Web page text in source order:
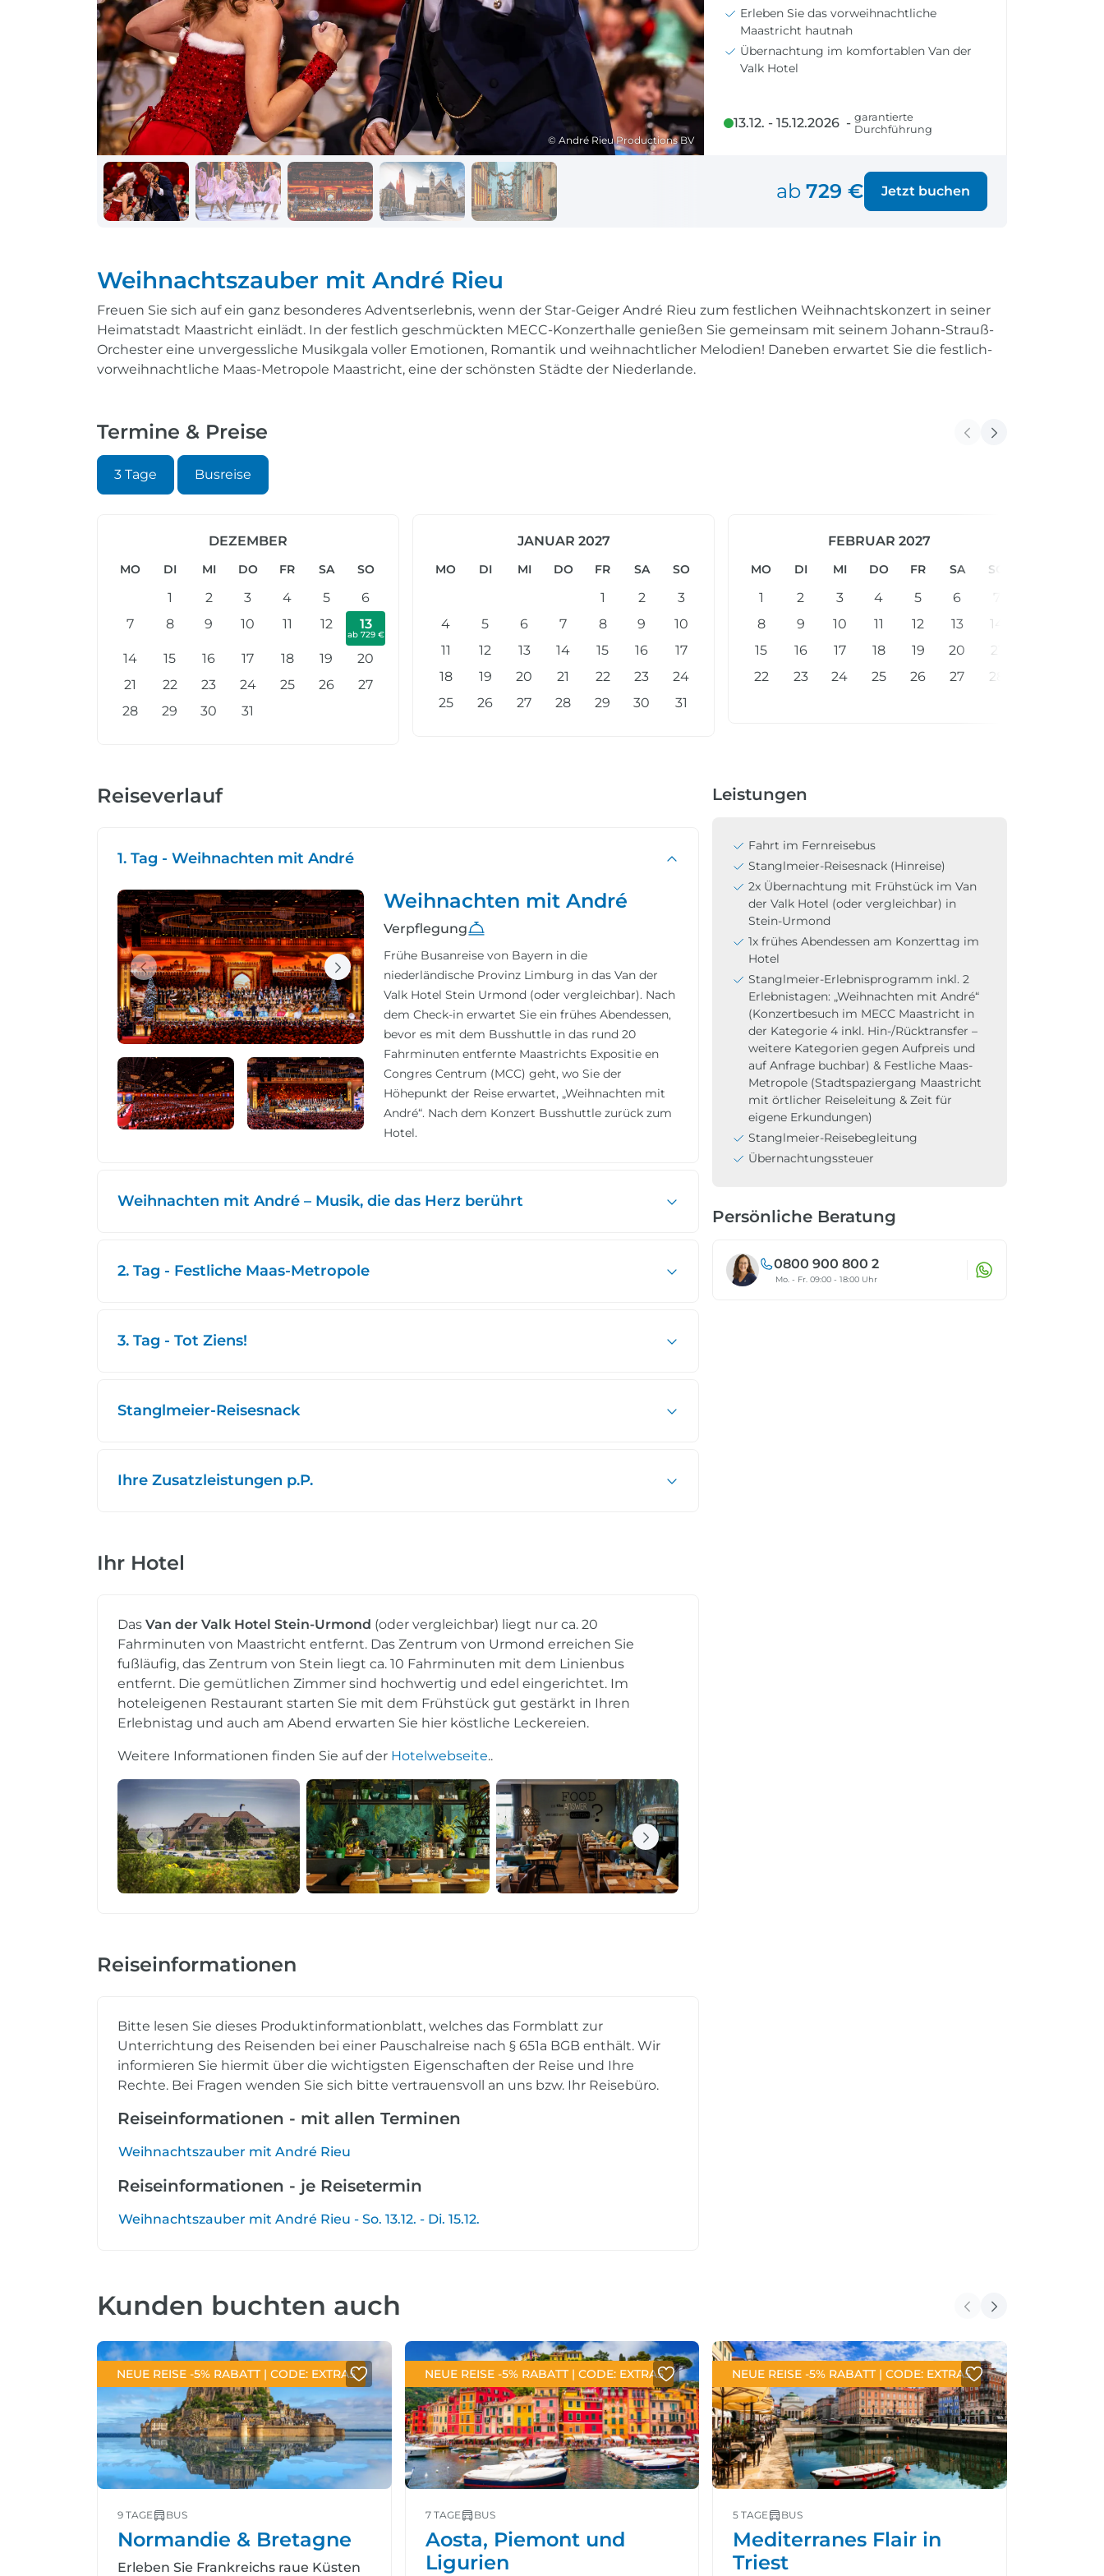
Frankreich Kroatien
Reisen mit
Durchführungsgarantie
Letzte Plätze sichern
Reisekalender
Ihr perfekt geplantes Jahr
Abfahrtsstellen
Alles auf einen Blick
Alle Reiseziele
Reisen mit
Durchführungsgarantie
Letzte Plätze sichern
Reisekalender
Ihr perfekt geplantes Jahr
Ihr Weg zum Flughafen
Flughafentransfer & Parken
Einreisebestimmungen
Alles Wichtige
Landausflüge buchen
© André Rieu Productions BV
Erleben Sie das vorweihnachtliche
Maastricht hautnah
Übernachtung im komfortablen Van der
Valk Hotel
13.12. - 15.12.2026 - garantierte
Durchführung
ab 729 € Jetzt buchen
Weihnachtszauber mit André Rieu
Freuen Sie sich auf ein ganz besonderes Adventserlebnis, wenn der Star-Geiger André Rieu zum festlichen Weihnachtskonzert in seiner
Heimatstadt Maastricht einlädt. In der festlich geschmückten MECC-Konzerthalle genießen Sie gemeinsam mit seinem Johann-Strauß-
Orchester eine unvergessliche Musikgala voller Emotionen, Romantik und weihnachtlicher Melodien! Daneben erwartet Sie die festlich-
vorweihnachtliche Maas-Metropole Maastricht, eine der schönsten Städte der Niederlande.
Termine & Preise
3 Tage Busreise
DEZEMBER
MO DI MI DO FR SA SO
1 2 3 4 5
6
7
8 9 10 11 12 13
ab 729 €
14 15 16 17 18 19
20
21
22 23 24 25 26
27
28
29 30 31
JANUAR 2027
MO DI MI DO FR SA SO
1 2
3
4
5 6 7 8 9
10
11
12 13 14 15 16
17
18
19 20 21 22 23
24
25
26 27 28 29 30 31
FEBRUAR 2027
MO DI MI DO FR SA SO
1 2 3 4 5 6
7
8
9 10 11 12 13
14
15
16 17 18 19 20
21
22
23 24 25 26 27 28
Reiseverlauf
1. Tag - Weihnachten mit André
Weihnachten mit André
Verpflegung
Frühe Busanreise von Bayern in die
niederländische Provinz Limburg in das Van der
Valk Hotel Stein Urmond (oder vergleichbar). Nach
dem Check-in erwartet Sie ein frühes Abendessen,
bevor es mit dem Busshuttle in das rund 20
Fahrminuten entfernte Maastrichts Expositie en
Congres Centrum (MCC) geht, wo Sie der
Höhepunkt der Reise erwartet, „Weihnachten mit
André“. Nach dem Konzert Busshuttle zurück zum
Hotel.
Weihnachten mit André – Musik, die das Herz berührt
2. Tag - Festliche Maas-Metropole
3. Tag - Tot Ziens!
Stanglmeier-Reisesnack
Ihre Zusatzleistungen p.P.
Ihr Hotel
Das Van der Valk Hotel Stein-Urmond (oder vergleichbar) liegt nur ca. 20
Fahrminuten von Maastricht entfernt. Das Zentrum von Urmond erreichen Sie
fußläufig, das Zentrum von Stein liegt ca. 10 Fahrminuten mit dem Linienbus
entfernt. Die gemütlichen Zimmer sind hochwertig und edel eingerichtet. Im
hoteleigenen Restaurant starten Sie mit dem Frühstück gut gestärkt in Ihren
Erlebnistag und auch am Abend erwarten Sie hier köstliche Leckereien.
Weitere Informationen finden Sie auf der Hotelwebseite..
Reiseinformationen
Bitte lesen Sie dieses Produktinformationblatt, welches das Formblatt zur
Unterrichtung des Reisenden bei einer Pauschalreise nach § 651a BGB enthält. Wir
informieren Sie hiermit über die wichtigsten Eigenschaften der Reise und Ihre
Rechte. Bei Fragen wenden Sie sich bitte vertrauensvoll an uns bzw. Ihr Reisebüro.
Reiseinformationen - mit allen Terminen
Weihnachtszauber mit André Rieu
Reiseinformationen - je Reisetermin
Weihnachtszauber mit André Rieu - So. 13.12. - Di. 15.12.
Leistungen
Fahrt im Fernreisebus
Stanglmeier-Reisesnack (Hinreise)
2x Übernachtung mit Frühstück im Van
der Valk Hotel (oder vergleichbar) in
Stein-Urmond
1x frühes Abendessen am Konzerttag im
Hotel
Stanglmeier-Erlebnisprogramm inkl. 2
Erlebnistagen: „Weihnachten mit André“
(Konzertbesuch im MECC Maastricht in
der Kategorie 4 inkl. Hin-/Rücktransfer –
weitere Kategorien gegen Aufpreis und
auf Anfrage buchbar) & Festliche Maas-
Metropole (Stadtspaziergang Maastricht
mit örtlicher Reiseleitung & Zeit für
eigene Erkundungen)
Stanglmeier-Reisebegleitung
Übernachtungssteuer
Persönliche Beratung
0800 900 800 2
Mo. - Fr. 09:00 - 18:00 Uhr
Kunden buchten auch
NEUE REISE -5% RABATT | CODE: EXTRA5
9 TAGE BUS
Normandie & Bretagne
Erleben Sie Frankreichs raue Küsten
NEUE REISE -5% RABATT | CODE: EXTRA5
7 TAGE BUS
Aosta, Piemont und
Ligurien
NEUE REISE -5% RABATT | CODE: EXTRA5
5 TAGE BUS
Mediterranes Flair in
Triest